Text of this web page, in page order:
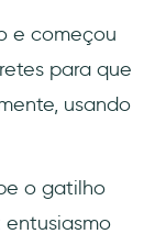
e começou
para que
usando
o gatilho